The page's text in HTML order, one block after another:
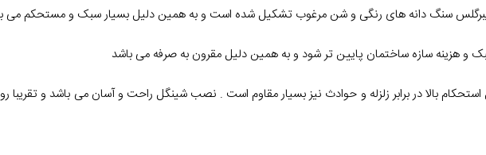
سنگ دانه های رنگی و شن مرغوب تشکیل شده است و به همین دلیل بسیار سبک و مستحکم می
هزینه سازه ساختمان پایین تر شود و به همین دلیل مقرون به صرفه می باشد
بالا در برابر زلزله و حوادث نیز بسیار مقاوم است . نصب شینگل راحت و آسان می باشد و